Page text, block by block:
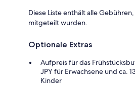
Diese Liste enthält alle
mitgeteilt wurden.
Optionale Extras
Aufpreis für das
JPY für Erwachsene und ca.
Kinder